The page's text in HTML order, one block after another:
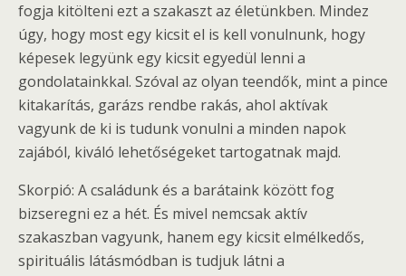
fogja kitölteni ezt a szakaszt az életünkben. Mindez
úgy, hogy most egy kicsit el is kell vonulnunk, hogy
képesek legyünk egy kicsit egyedül lenni a
gondolatainkkal. Szóval az olyan teendők, mint a pince
kitakarítás, garázs rendbe rakás, ahol aktívak
vagyunk de ki is tudunk vonulni a minden napok
zajából, kiváló lehetőségeket tartogatnak majd.
Skorpió: A családunk és a barátaink között fog
bizseregni ez a hét. És mivel nemcsak aktív
szakaszban vagyunk, hanem egy kicsit elmélkedős,
spirituális látásmódban is tudjuk látni a